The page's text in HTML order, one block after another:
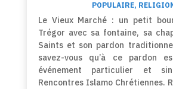
POPULAIRE,
Le Vieux Marché : un petit
Trégor avec sa fontaine, sa
Saints et son pardon
savez-vous qu’à ce pardon
événement particulier et
Rencontres Islamo Chrétiennes.